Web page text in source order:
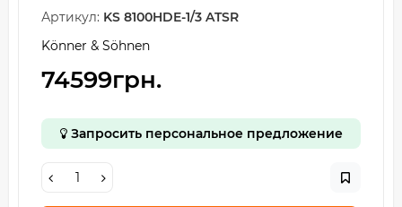
Артикул: KS 8100HDE-1/3 ATSR
Könner & Söhnen
74599грн.
Запросить персональное предложение